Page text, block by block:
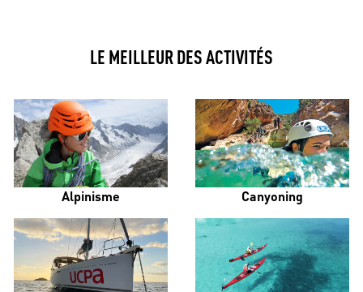
LE MEILLEUR DES ACTIVITÉS
Alpinisme Canyoning